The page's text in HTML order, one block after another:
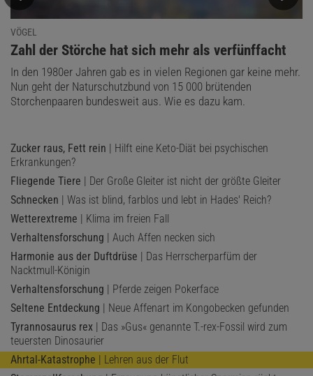
VÖGEL
:
Zahl der Störche hat sich mehr als verfünffacht
In den 1980er Jahren gab es in vielen Regionen gar keine mehr.
Nun geht der Naturschutzbund von 15 000 brütenden
Storchenpaaren bundesweit aus. Wie es dazu kam.
Zucker raus, Fett rein | Hilft eine Keto-Diät bei psychischen
Erkrankungen?
Fliegende Tiere | Der Große Gleiter ist nicht der größte Gleiter
Schnecken | Was ist blind, farblos und lebt in Hades' Reich?
Wetterextreme | Klima im freien Fall
Verhaltensforschung | Auch Affen necken sich
Harmonie aus der Duftdrüse | Das Herrscherparfüm der
Nacktmull-Königin
Verhaltensforschung | Pferde zeigen Pokerface
Seltene Entdeckung | Neue Affenart im Kongobecken gefunden
Tyrannosaurus rex | Das »Gus« genannte T.-rex-Fossil wird zum
teuersten Dinosaurier
Ahrtal-Katastrophe | Lehren aus der Flut